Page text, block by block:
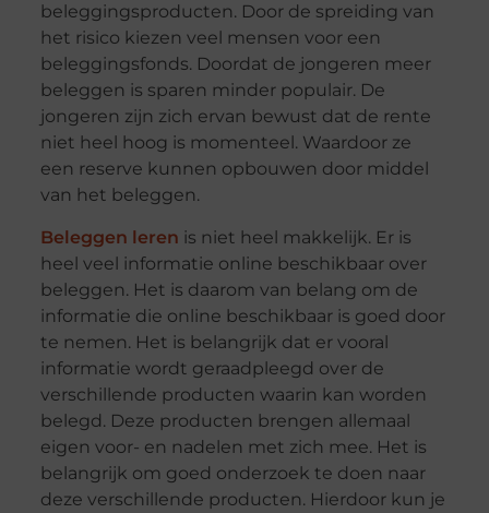
beleggingsproducten. Door de spreiding van
het risico kiezen veel mensen voor een
beleggingsfonds. Doordat de jongeren meer
beleggen is sparen minder populair. De
jongeren zijn zich ervan bewust dat de rente
niet heel hoog is momenteel. Waardoor ze
een reserve kunnen opbouwen door middel
van het beleggen.
Beleggen leren is niet heel makkelijk. Er is
heel veel informatie online beschikbaar over
beleggen. Het is daarom van belang om de
informatie die online beschikbaar is goed door
te nemen. Het is belangrijk dat er vooral
informatie wordt geraadpleegd over de
verschillende producten waarin kan worden
belegd. Deze producten brengen allemaal
eigen voor- en nadelen met zich mee. Het is
belangrijk om goed onderzoek te doen naar
deze verschillende producten. Hierdoor kun je